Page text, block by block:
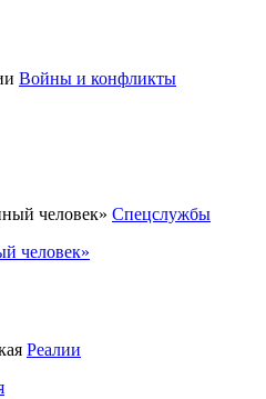
Войны и конфликты
Спецслужбы
человек»
Реалии